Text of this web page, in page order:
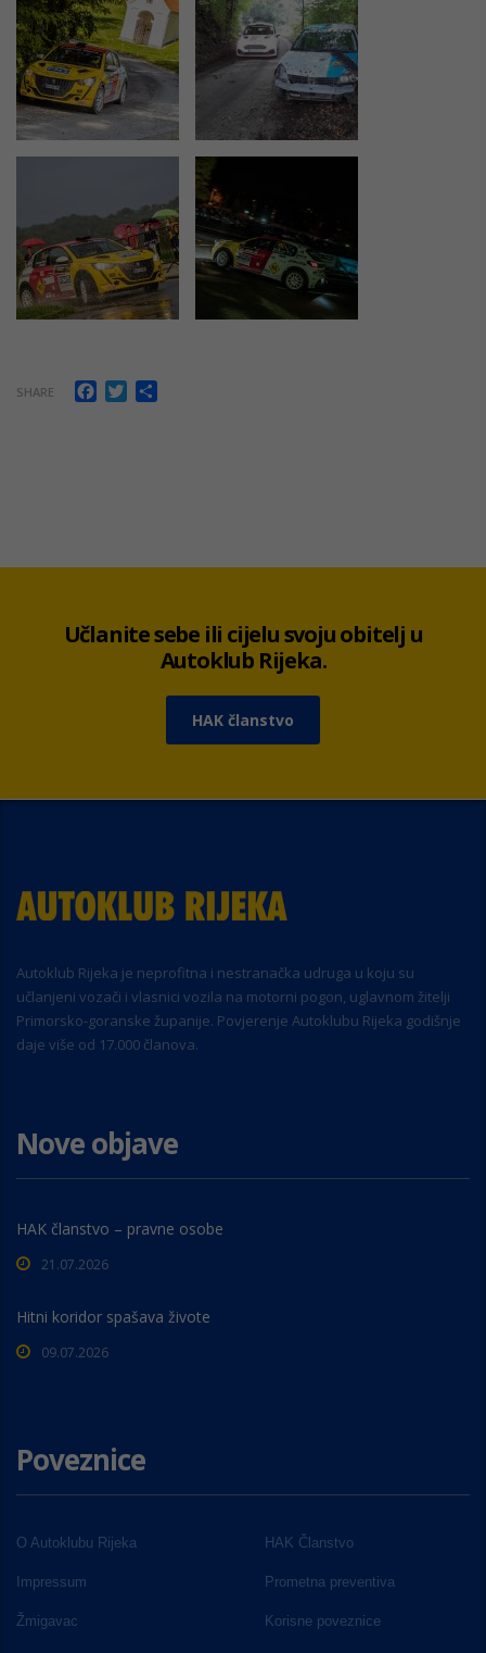
SHARE Facebook
Twitter
Učlanite sebe ili cijelu svoju obitelj u
Autoklub Rijeka.
HAK članstvo
Autoklub Rijeka je neprofitna i nestranačka udruga u koju su
učlanjeni vozači i vlasnici vozila na motorni pogon, uglavnom žitelji
Primorsko-goranske županije. Povjerenje Autoklubu Rijeka godišnje
daje više od 17.000 članova.
Nove objave
HAK članstvo – pravne osobe
21.07.2026
Hitni koridor spašava živote
09.07.2026
Poveznice
O Autoklubu Rijeka HAK Članstvo
Impressum Prometna preventiva
Žmigavac Korisne poveznice